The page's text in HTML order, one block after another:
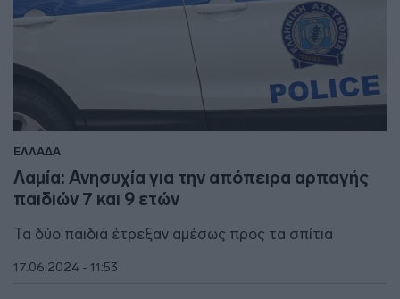
ΕΛΛΑΔΑ
Λαμία: Ανησυχία για την απόπειρα αρπαγής
παιδιών 7 και 9 ετών
Τα δύο παιδιά έτρεξαν αμέσως προς τα σπίτια
17.06.2024 - 11:53